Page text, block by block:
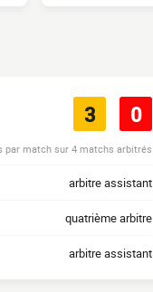
3 0
par match sur 4 matchs arbitrés
arbitre assistant
quatrième arbitre
arbitre assistant